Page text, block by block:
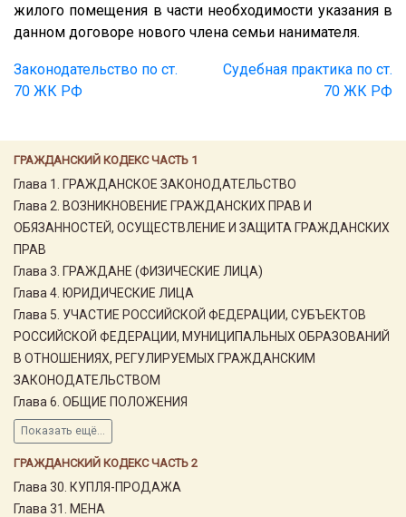
ГРАЖДАНСКИЙ КОДЕКС ЧАСТЬ 1
Глава 1. ГРАЖДАНСКОЕ ЗАКОНОДАТЕЛЬСТВО
Глава 2. ВОЗНИКНОВЕНИЕ ГРАЖДАНСКИХ ПРАВ И
ОБЯЗАННОСТЕЙ, ОСУЩЕСТВЛЕНИЕ И ЗАЩИТА ГРАЖДАНСКИХ
ПРАВ
Глава 3. ГРАЖДАНЕ (ФИЗИЧЕСКИЕ ЛИЦА)
Глава 4. ЮРИДИЧЕСКИЕ ЛИЦА
Глава 5. УЧАСТИЕ РОССИЙСКОЙ ФЕДЕРАЦИИ, СУБЪЕКТОВ
РОССИЙСКОЙ ФЕДЕРАЦИИ, МУНИЦИПАЛЬНЫХ ОБРАЗОВАНИЙ
В ОТНОШЕНИЯХ, РЕГУЛИРУЕМЫХ ГРАЖДАНСКИМ
ЗАКОНОДАТЕЛЬСТВОМ
Глава 6. ОБЩИЕ ПОЛОЖЕНИЯ
Показать ещё...
ГРАЖДАНСКИЙ КОДЕКС ЧАСТЬ 2
Глава 30. КУПЛЯ-ПРОДАЖА
Глава 31. МЕНА
жилого помещения в части необходимости указания в
данном договоре нового члена семьи нанимателя.
Законодательство по ст.
70 ЖК РФ
Судебная практика по ст.
70 ЖК РФ